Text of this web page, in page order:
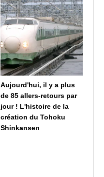
Aujourd'hui, il y a plus
de 85 allers-retours par
jour ! L'histoire de la
création du Tohoku
Shinkansen